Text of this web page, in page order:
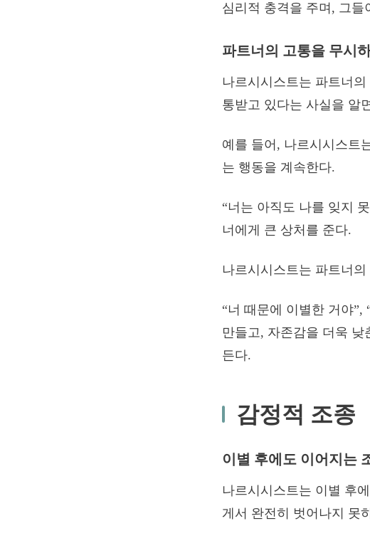
심리적 충격을 주며, 그
파트너의 고통을 무시
나르시시스트는 파트너
통받고 있다는 사실을 알
예를 들어, 나르시시스트
는 행동을 계속한다.
“너는 아직도 나를 잊지
너에게 큰 상처를 준다.
나르시시스트는 파트너
“너 때문에 이별한 거야”,
만들고, 자존감을 더욱
든다.
감정적 조종
이별 후에도 이어지는
나르시시스트는 이별 후
게서 완전히 벗어나지 못